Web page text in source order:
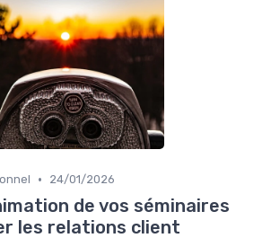
• 24/01/2026
de vos séminaires
les relations client